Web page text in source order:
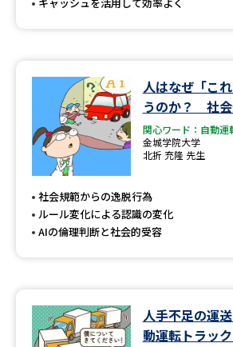
人はなぜ「こ
うのか？ 社
関心ワード：自動運
金城学院大学
北折 充隆 先生
社会規範からの逸脱行為
ルール変化による認識の変化
AIの倫理判断と社会的受容
人手不足の運
動運転トラッ